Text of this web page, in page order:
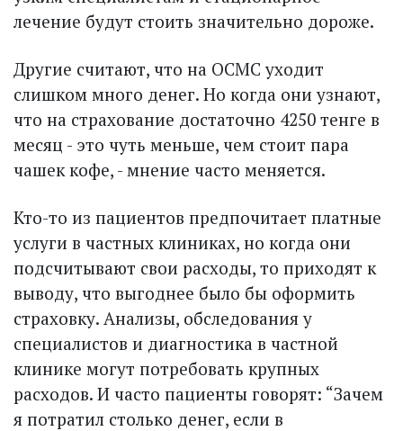
лечение будут стоить значительно дороже.
Другие считают, что на ОСМС уходит
слишком много денег. Но когда они узнают,
что на страхование достаточно 4250 тенге в
месяц - это чуть меньше, чем стоит пара
чашек кофе, - мнение часто меняется.
Кто-то из пациентов предпочитает платные
услуги в частных клиниках, но когда они
подсчитывают свои расходы, то приходят к
выводу, что выгоднее было бы оформить
страховку. Анализы, обследования у
специалистов и диагностика в частной
клинике могут потребовать крупных
расходов. И часто пациенты говорят: “Зачем
я потратил столько денег, если в